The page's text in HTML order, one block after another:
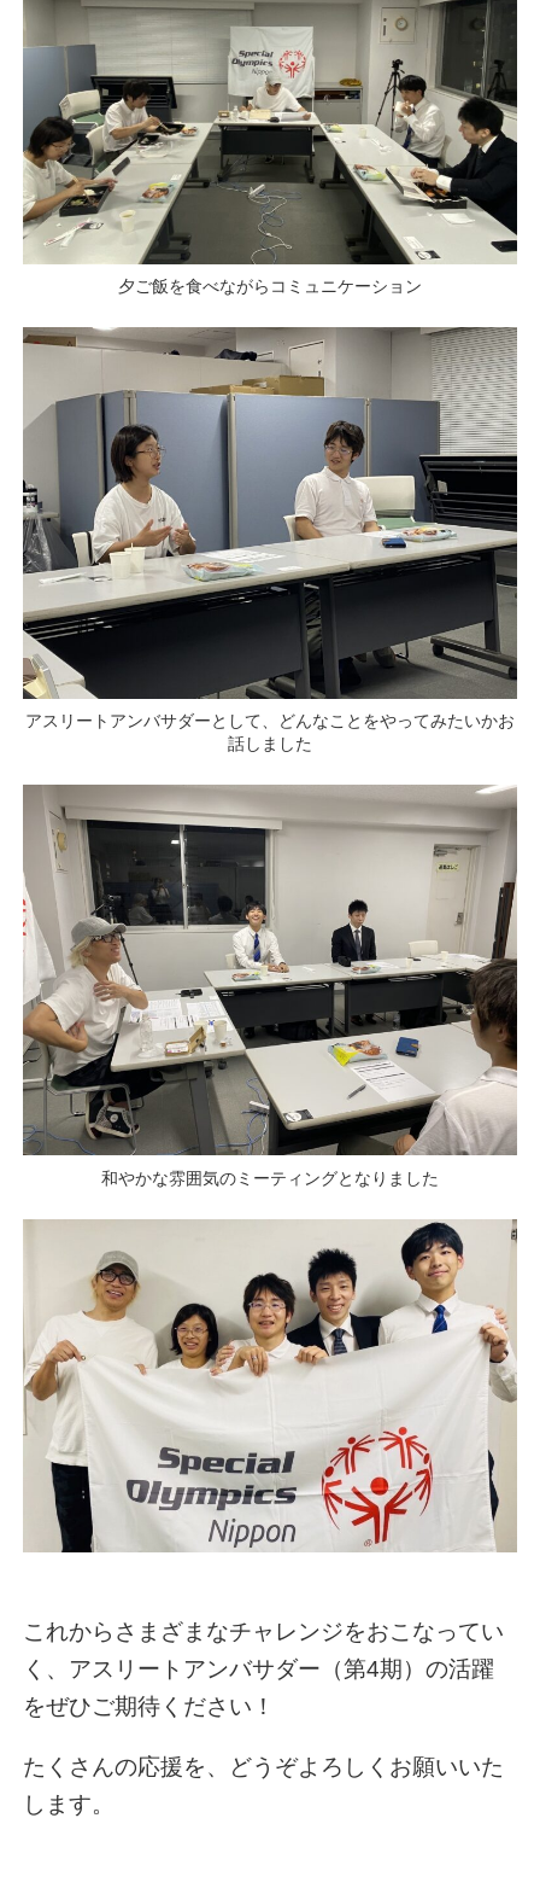
夕ご飯を食べながらコミュニケーション
アスリートアンバサダーとして、どんなことをやってみたいかお
話しました
和やかな雰囲気のミーティングとなりました
これからさまざまなチャレンジをおこなってい
く、アスリートアンバサダー（第4期）の活躍
をぜひご期待ください！
たくさんの応援を、どうぞよろしくお願いいた
します。